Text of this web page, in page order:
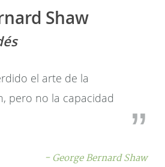
Shaw
el arte de la
pero no la capacidad
- George Bernard Shaw